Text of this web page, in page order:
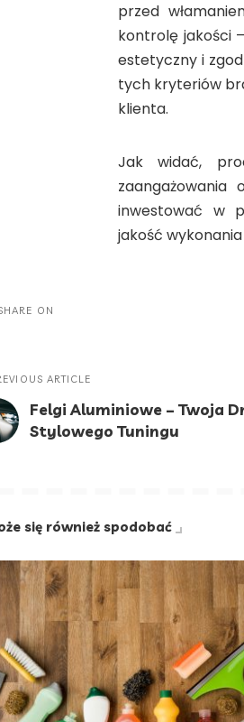
przed
kontrolę jakości
estetyczny i
tych kryteriów
klienta.
Jak widać,
inwestować w
jakość
ON
ARTICLE
Felgi Aluminiowe – Twoja
Stylowego Tuningu
się również spodobać